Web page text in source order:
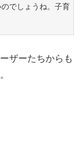
でしょうね。子育
ザーたちからも